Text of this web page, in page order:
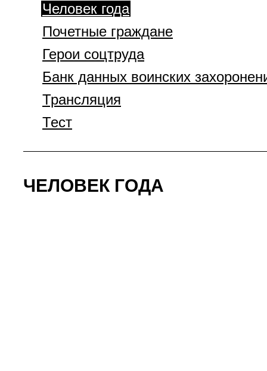
Человек года
Почетные граждане
Герои соцтруда
Банк данных воинских
Трансляция
Тест
ЧЕЛОВЕК ГОДА